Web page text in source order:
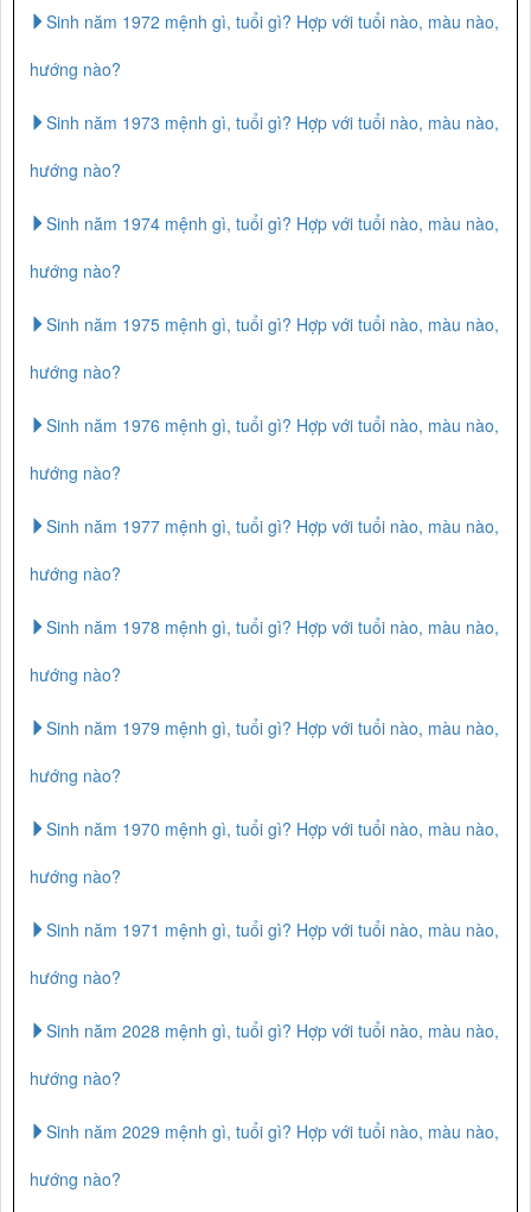
Sinh năm 1972 mệnh gì, tuổi gì? Hợp với tuổi nào, màu nào,
hướng nào?
Sinh năm 1973 mệnh gì, tuổi gì? Hợp với tuổi nào, màu nào,
hướng nào?
Sinh năm 1974 mệnh gì, tuổi gì? Hợp với tuổi nào, màu nào,
hướng nào?
Sinh năm 1975 mệnh gì, tuổi gì? Hợp với tuổi nào, màu nào,
hướng nào?
Sinh năm 1976 mệnh gì, tuổi gì? Hợp với tuổi nào, màu nào,
hướng nào?
Sinh năm 1977 mệnh gì, tuổi gì? Hợp với tuổi nào, màu nào,
hướng nào?
Sinh năm 1978 mệnh gì, tuổi gì? Hợp với tuổi nào, màu nào,
hướng nào?
Sinh năm 1979 mệnh gì, tuổi gì? Hợp với tuổi nào, màu nào,
hướng nào?
Sinh năm 1970 mệnh gì, tuổi gì? Hợp với tuổi nào, màu nào,
hướng nào?
Sinh năm 1971 mệnh gì, tuổi gì? Hợp với tuổi nào, màu nào,
hướng nào?
Sinh năm 2028 mệnh gì, tuổi gì? Hợp với tuổi nào, màu nào,
hướng nào?
Sinh năm 2029 mệnh gì, tuổi gì? Hợp với tuổi nào, màu nào,
hướng nào?